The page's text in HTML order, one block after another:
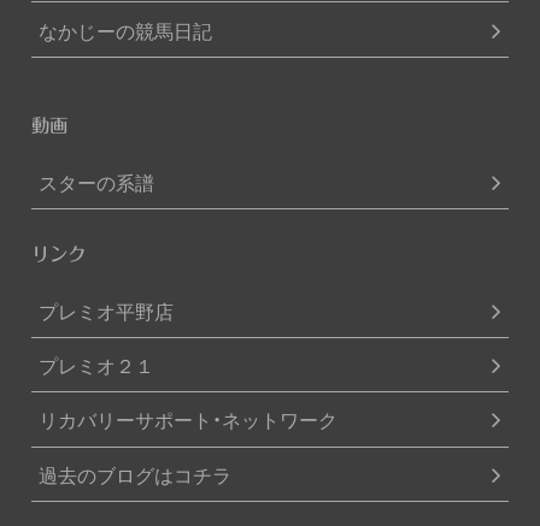
なかじーの競馬日記
動画
スターの系譜
リンク
プレミオ平野店
プレミオ２１
リカバリーサポート・ネットワーク
過去のブログはコチラ